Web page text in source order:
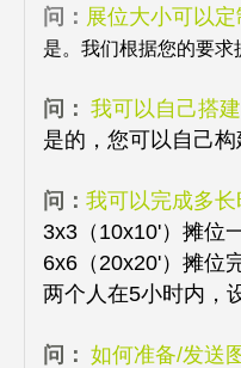
问： 展位大小可以定
是。我们根据您的要求
问： 我可以自己搭
是的，您可以自己构
问： 我可以完成多长
3x3（10x10'）摊位
6x6（20x20'）摊位
两个人在5小时内，
问： 如何准备/发送